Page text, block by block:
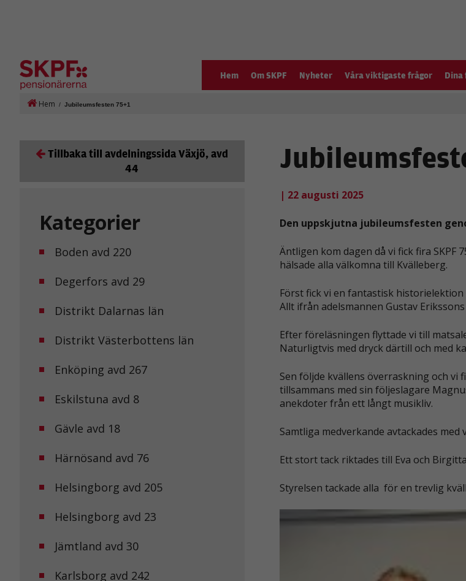
Hem Om SKPF Nyheter Våra viktigaste frågor Dina
Hem / Jubileumsfesten 75+1
Tillbaka till avdelningssida Växjö, avd
44
Kategorier
Boden avd 220
Degerfors avd 29
Distrikt Dalarnas län
Distrikt Västerbottens län
Enköping avd 267
Eskilstuna avd 8
Gävle avd 18
Härnösand avd 76
Helsingborg avd 205
Helsingborg avd 23
Jämtland avd 30
Karlsborg avd 242
| 22 augusti 2025
Den uppskjutna jubileumsfesten
Äntligen kom dagen då vi fick fira SKPF
hälsade alla välkomna till Kvälleberg.
Först fick vi en fantastisk
Allt ifrån adelsmannen Gustav
Efter föreläsningen flyttade vi till
Naturligtvis med dryck därtill och med
Sen följde kvällens överraskning och vi
tillsammans med sin följeslagare
anekdoter från ett långt musikliv.
Samtliga medverkande avtackades
Ett stort tack riktades till Eva och
Styrelsen tackade alla för en trevlig